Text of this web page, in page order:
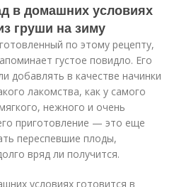
в домашних условиях
груши на зиму
по этому рецепту,
густое повидло. Его
добавлять в качестве начинки
лакомства, как у самого
нежного и очень
приготовление — это еще
переспевшие плоды,
вряд ли получится.
условиях готовится в